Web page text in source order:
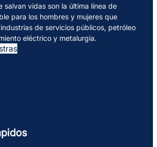
salvan vidas son la última línea de
para los hombres y mujeres que
de servicios públicos, petróleo
eléctrico y metalurgia.